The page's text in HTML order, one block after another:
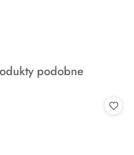
podobne